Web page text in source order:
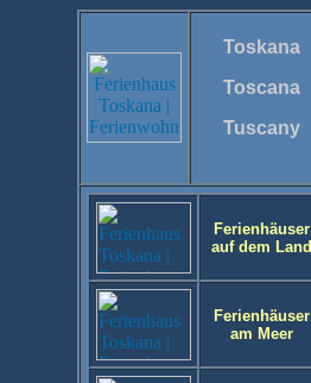
Toskana
Toscana
Tuscany
Ferienhäuser
auf dem Land
Ferienhäuser
am Meer